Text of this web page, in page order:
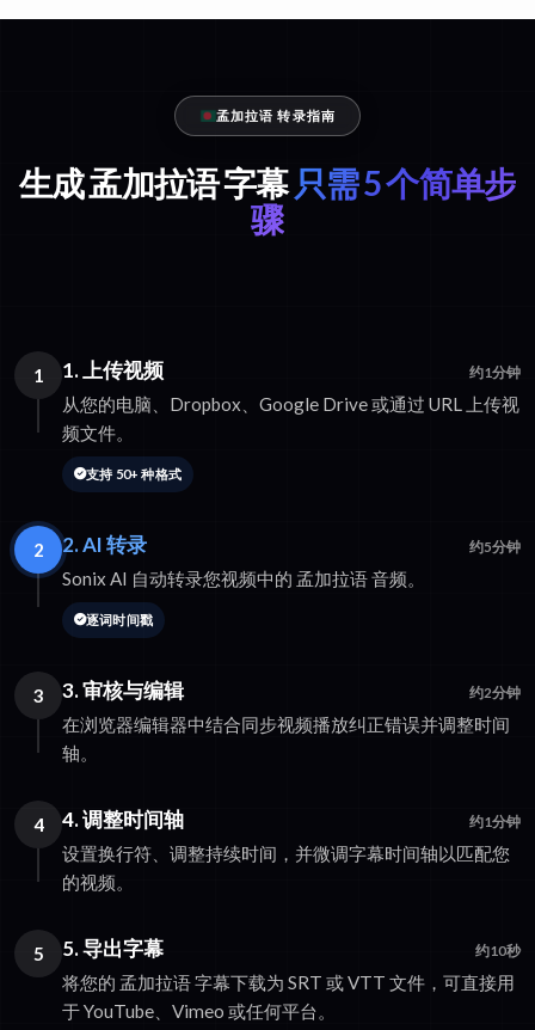
孟加拉语 转录指南
生成 孟加拉语 字幕只需 5 个简单步
骤
1 1. 上传视频 约1分钟
从您的电脑、Dropbox、Google Drive 或通过 URL 上传视
频文件。
支持 50+ 种格式
2 2. AI 转录 约5分钟
Sonix AI 自动转录您视频中的 孟加拉语 音频。
逐词时间戳
3 3. 审核与编辑 约2分钟
在浏览器编辑器中结合同步视频播放纠正错误并调整时间
轴。
4 4. 调整时间轴 约1分钟
设置换行符、调整持续时间，并微调字幕时间轴以匹配您
的视频。
5 5. 导出字幕 约10秒
将您的 孟加拉语 字幕下载为 SRT 或 VTT 文件，可直接用
于 YouTube、Vimeo 或任何平台。